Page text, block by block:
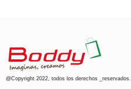
@Copyright 2022, todos los derechos _reservados.